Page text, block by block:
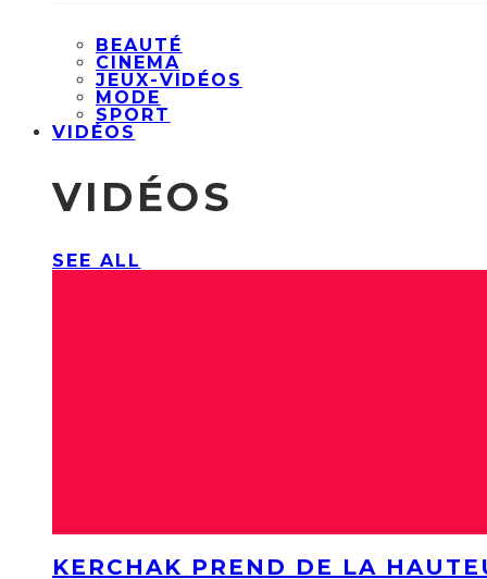
BEAUTÉ
CINEMA
JEUX-VIDÉOS
MODE
SPORT
VIDÉOS
VIDÉOS
SEE ALL
KERCHAK PREND DE LA